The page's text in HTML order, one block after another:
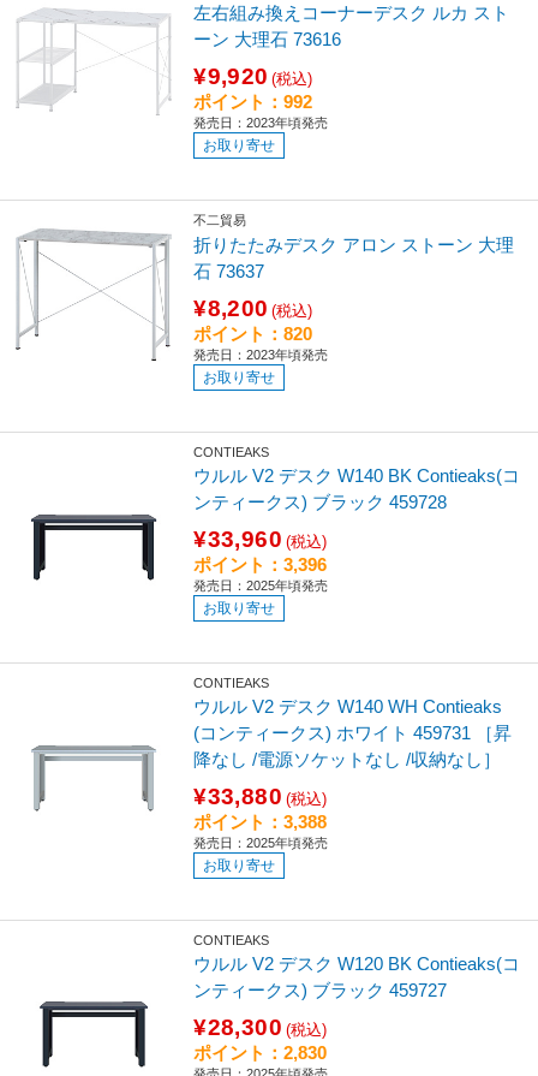
左右組み換えコーナーデスク ルカ スト
ーン 大理石 73616
¥9,920 (税込)
ポイント：992
発売日：2023年頃発売
お取り寄せ
不二貿易
折りたたみデスク アロン ストーン 大理
石 73637
¥8,200 (税込)
ポイント：820
発売日：2023年頃発売
お取り寄せ
CONTIEAKS
ウルル V2 デスク W140 BK Contieaks(コ
ンティークス) ブラック 459728
¥33,960 (税込)
ポイント：3,396
発売日：2025年頃発売
お取り寄せ
CONTIEAKS
ウルル V2 デスク W140 WH Contieaks
(コンティークス) ホワイト 459731 ［昇
降なし /電源ソケットなし /収納なし］
¥33,880 (税込)
ポイント：3,388
発売日：2025年頃発売
お取り寄せ
CONTIEAKS
ウルル V2 デスク W120 BK Contieaks(コ
ンティークス) ブラック 459727
¥28,300 (税込)
ポイント：2,830